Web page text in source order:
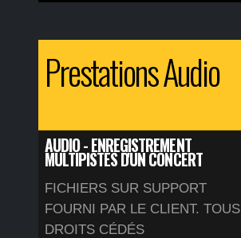
Prestations Audio
AUDIO - ENREGISTREMENT
MULTIPISTES D'UN CONCERT
FICHIERS SUR SUPPORT
FOURNI PAR LE CLIENT. TOUS
DROITS CÉDÉS